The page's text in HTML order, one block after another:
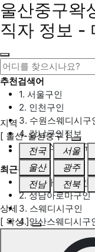
울산중구왁
직자 정보 -
추천검색어
1. 서울구인
2. 인천구인
3. 수원스웨디시구
4. 강남구인정보
5. 동탄스웨디시구
최근검색어
1. 일산마사지구인
2. 성남아로마구인
3. 스웨디시구인
4. 안산스웨디시구
지역
[ 울산-울산중구 ]
전국
서울
울산
광주
전남
전북
상세
[ 왁싱 ]